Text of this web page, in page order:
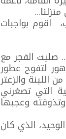
اقوم بواجبات
صليت الفجر مع
لتفوح عطور
اللبنة والزعتر
التي تصغرني
وعجبها
الذي كان